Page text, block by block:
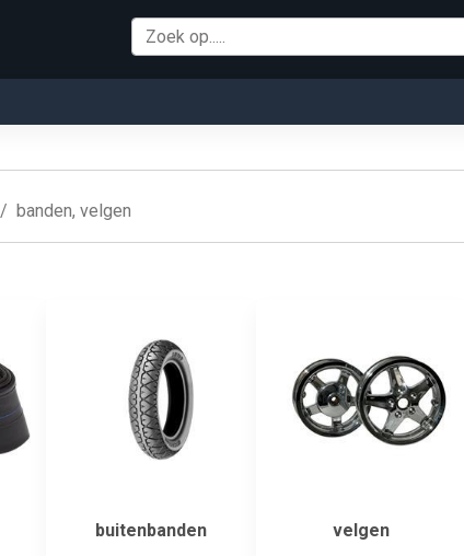
banden, velgen
buitenbanden velgen